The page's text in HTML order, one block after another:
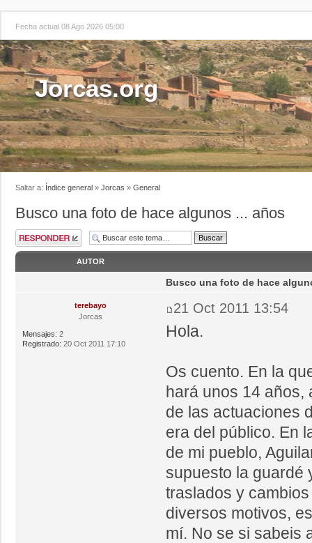
Fecha actual 08 Ago 2026 05:00
Jorcas.org
Saltar a: Índice general » Jorcas » General
Busco una foto de hace algunos ... años
AUTOR
terebayo
Jorcas
Mensajes: 2
Registrado: 20 Oct 2011 17:10
Busco una foto de hace
21 Oct 2011 13:54
Hola.
Os cuento. En la
hará unos 14 años,
de las actuaciones
era del público. En
de mi pueblo,
supuesto la guardé
traslados y
diversos motivos,
mí. No se si sabeis